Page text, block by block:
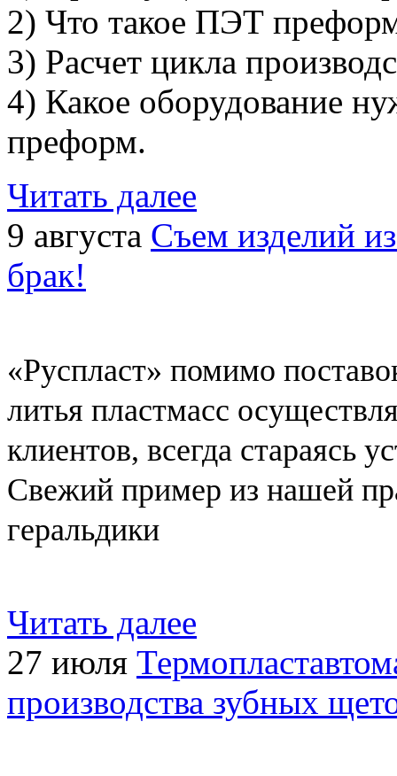
2) Что такое ПЭТ
3) Расчет цикла
4) Какое оборудование
преформ.
Читать далее
9 августа Съем изделий
брак!
«Руспласт» помимо
литья пластмасс
клиентов, всегда стараясь
Свежий пример из нашей
геральдики
Читать далее
27 июля
производства зубных